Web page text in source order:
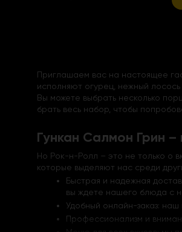
Приглашаем вас на настоящее
исполняют огурец, нежный
Вы можете выбрать несколько
брать весь набор, чтобы
Гункан Салмон Грин –
Но Рок-н-Ролл – это не только о
которые выделяют нас среди
Быстрая и надежная
вы ждете нашего блюда с
Удобный онлайн-заказ:
Профессионализм и